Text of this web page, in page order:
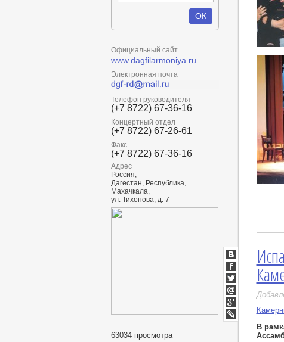
Официальный сайт
www.dagfilarmoniya.ru
Электронная почта
Телефон руководителя
(+7 8722) 67-36-16
Концертный отдел
(+7 8722) 67-26-61
Факс
(+7 8722) 67-36-16
Адрес
Россия,
Дагестан, Республика,
Махачкала,
ул. Тихонова, д. 7
63034 просмотра
В
ВКонтакте
Facebook
Twitter
Мой
Мир
Google+
LiveJournal